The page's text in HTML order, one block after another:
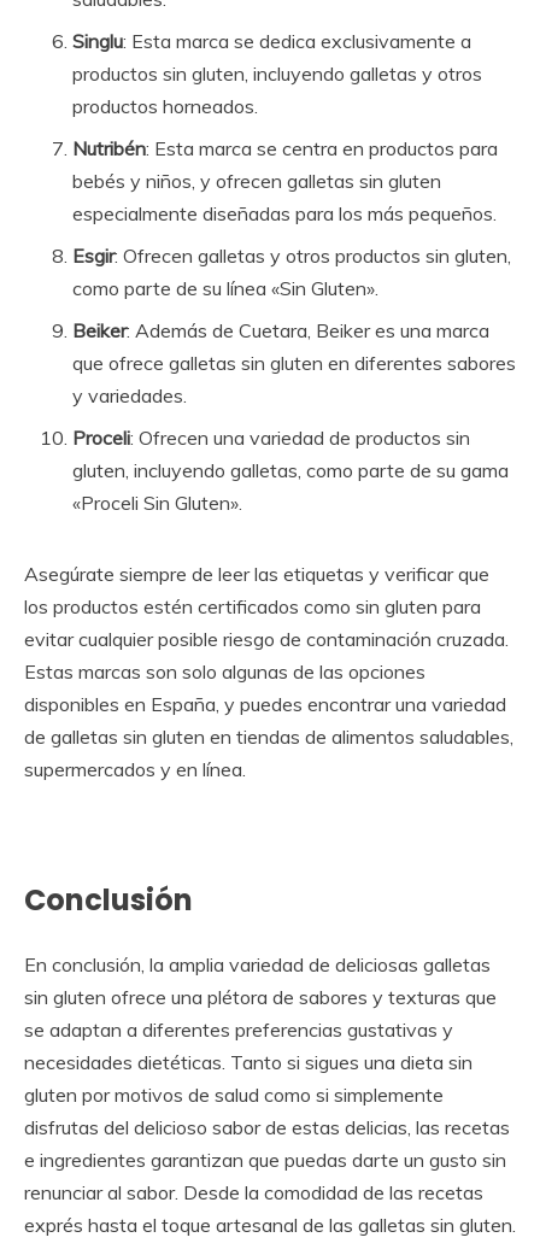
Singlu: Esta marca se dedica exclusivamente a
productos sin gluten, incluyendo galletas y otros
productos horneados.
Nutribén: Esta marca se centra en productos para
bebés y niños, y ofrecen galletas sin gluten
especialmente diseñadas para los más pequeños.
Esgir: Ofrecen galletas y otros productos sin gluten,
como parte de su línea «Sin Gluten».
Beiker: Además de Cuetara, Beiker es una marca
que ofrece galletas sin gluten en diferentes sabores
y variedades.
Proceli: Ofrecen una variedad de productos sin
gluten, incluyendo galletas, como parte de su gama
«Proceli Sin Gluten».
Asegúrate siempre de leer las etiquetas y verificar que
los productos estén certificados como sin gluten para
evitar cualquier posible riesgo de contaminación cruzada.
Estas marcas son solo algunas de las opciones
disponibles en España, y puedes encontrar una variedad
de galletas sin gluten en tiendas de alimentos saludables,
supermercados y en línea.
Conclusión
En conclusión, la amplia variedad de deliciosas galletas
sin gluten ofrece una plétora de sabores y texturas que
se adaptan a diferentes preferencias gustativas y
necesidades dietéticas. Tanto si sigues una dieta sin
gluten por motivos de salud como si simplemente
disfrutas del delicioso sabor de estas delicias, las recetas
e ingredientes garantizan que puedas darte un gusto sin
renunciar al sabor. Desde la comodidad de las recetas
exprés hasta el toque artesanal de las galletas sin gluten.